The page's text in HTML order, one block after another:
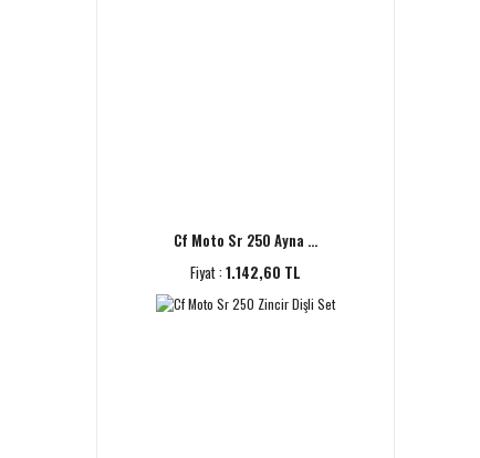
Cf Moto Sr 250 Ayna ...
Fiyat : 1.142,60 TL